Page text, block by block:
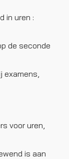
in uren :
de seconde
examens,
voor uren,
is aan